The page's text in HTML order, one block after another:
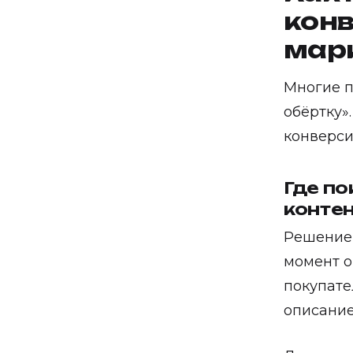
Многие
Где
Решение
момент